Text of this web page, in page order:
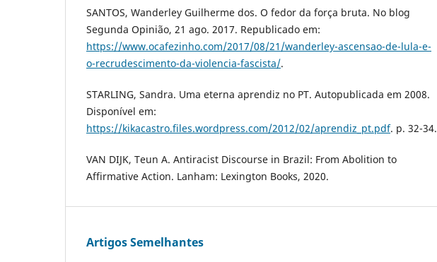
SANTOS, Wanderley Guilherme dos. O fedor da força bruta. No blog
Segunda Opinião, 21 ago. 2017. Republicado em:
https://www.ocafezinho.com/2017/08/21/wanderley-ascensao-de-lula-e-
o-recrudescimento-da-violencia-fascista/.
STARLING, Sandra. Uma eterna aprendiz no PT. Autopublicada em 2008.
Disponível em:
https://kikacastro.files.wordpress.com/2012/02/aprendiz_pt.pdf. p. 32-34.
VAN DIJK, Teun A. Antiracist Discourse in Brazil: From Abolition to
Affirmative Action. Lanham: Lexington Books, 2020.
Artigos Semelhantes